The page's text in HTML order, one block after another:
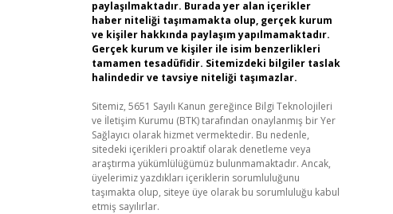
paylaşılmaktadır. Burada yer alan içerikler
haber niteliği taşımamakta olup, gerçek kurum
ve kişiler hakkında paylaşım yapılmamaktadır.
Gerçek kurum ve kişiler ile isim benzerlikleri
tamamen tesadüfidir. Sitemizdeki bilgiler taslak
halindedir ve tavsiye niteliği taşımazlar.
Sitemiz, 5651 Sayılı Kanun gereğince Bilgi Teknolojileri
ve İletişim Kurumu (BTK) tarafından onaylanmış bir Yer
Sağlayıcı olarak hizmet vermektedir. Bu nedenle,
sitedeki içerikleri proaktif olarak denetleme veya
araştırma yükümlülüğümüz bulunmamaktadır. Ancak,
üyelerimiz yazdıkları içeriklerin sorumluluğunu
taşımakta olup, siteye üye olarak bu sorumluluğu kabul
etmiş sayılırlar.